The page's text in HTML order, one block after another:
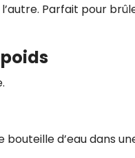
Parfait pour
d’eau dans